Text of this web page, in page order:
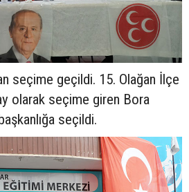
seçime geçildi. 15. Olağan İlçe
olarak seçime giren Bora
seçildi.